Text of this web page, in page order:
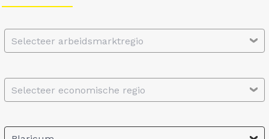
Selecteer arbeidsmarktregio
Selecteer economische regio